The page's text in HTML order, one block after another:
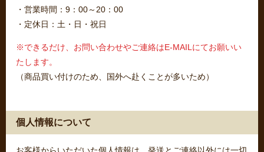
・営業時間：9：00～20：00
・定休日：土・日・祝日
※できるだけ、お問い合わせやご連絡はE-MAILにてお願いい
たします。
（商品買い付けのため、国外へ赴くことが多いため）
個人情報について